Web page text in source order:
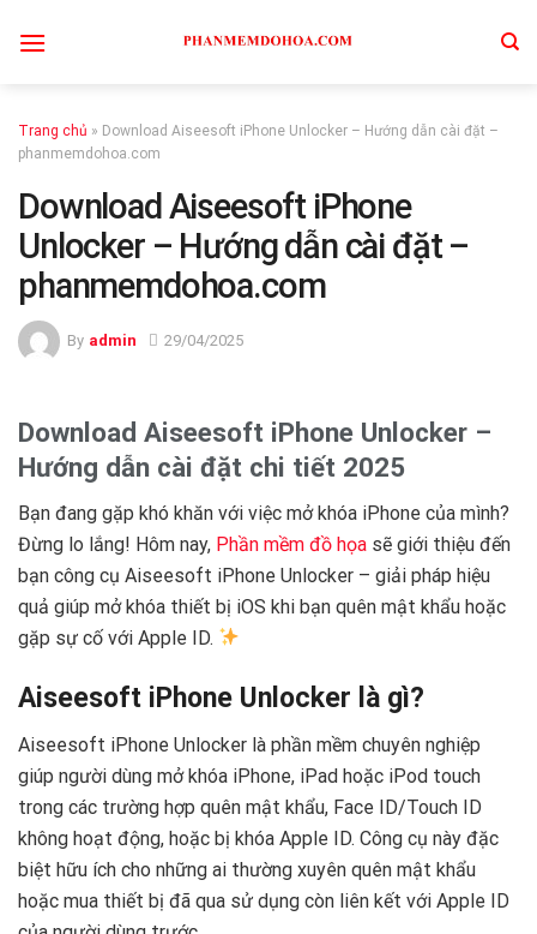
Trang chủ » Download Aiseesoft iPhone Unlocker – Hướng dẫn cài đặt –
phanmemdohoa.com
Download Aiseesoft iPhone
Unlocker – Hướng dẫn cài đặt –
phanmemdohoa.com
By admin 29/04/2025
Download Aiseesoft iPhone Unlocker –
Hướng dẫn cài đặt chi tiết 2025
Bạn đang gặp khó khăn với việc mở khóa iPhone của mình?
Đừng lo lắng! Hôm nay, Phần mềm đồ họa sẽ giới thiệu đến
bạn công cụ Aiseesoft iPhone Unlocker – giải pháp hiệu
quả giúp mở khóa thiết bị iOS khi bạn quên mật khẩu hoặc
gặp sự cố với Apple ID.
Aiseesoft iPhone Unlocker là gì?
Aiseesoft iPhone Unlocker là phần mềm chuyên nghiệp
giúp người dùng mở khóa iPhone, iPad hoặc iPod touch
trong các trường hợp quên mật khẩu, Face ID/Touch ID
không hoạt động, hoặc bị khóa Apple ID. Công cụ này đặc
biệt hữu ích cho những ai thường xuyên quên mật khẩu
hoặc mua thiết bị đã qua sử dụng còn liên kết với Apple ID